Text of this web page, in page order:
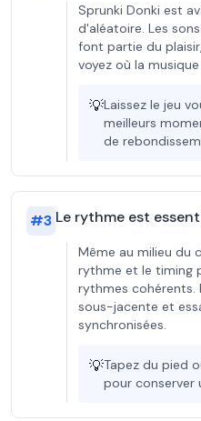
Sprunki Donki est
d'aléatoire. Les
font partie du
voyez où la
💡Laissez le jeu
meilleurs
de
#3 Le rythme est
Même au milieu du
rythme et le timing
rythmes cohérents.
sous-jacente et
synchronisées.
💡Tapez du pied
pour conserver